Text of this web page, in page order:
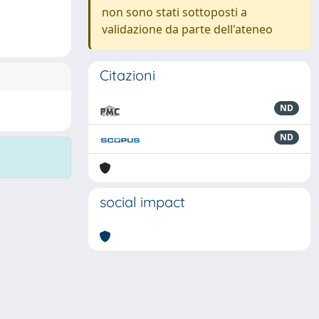
non sono stati sottoposti a
validazione da parte dell'ateneo
Citazioni
ND
ND
social impact